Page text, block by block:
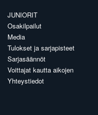
JUNIORIT
Osakilpailut
Media
Tulokset ja sarjapisteet
Sarjasäännöt
Voittajat kautta aikojen
Yhteystiedot